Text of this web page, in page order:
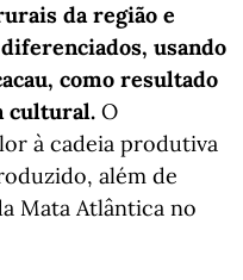
da região e
usando
como resultado
cultural. O
à cadeia produtiva
além de
Mata Atlântica no